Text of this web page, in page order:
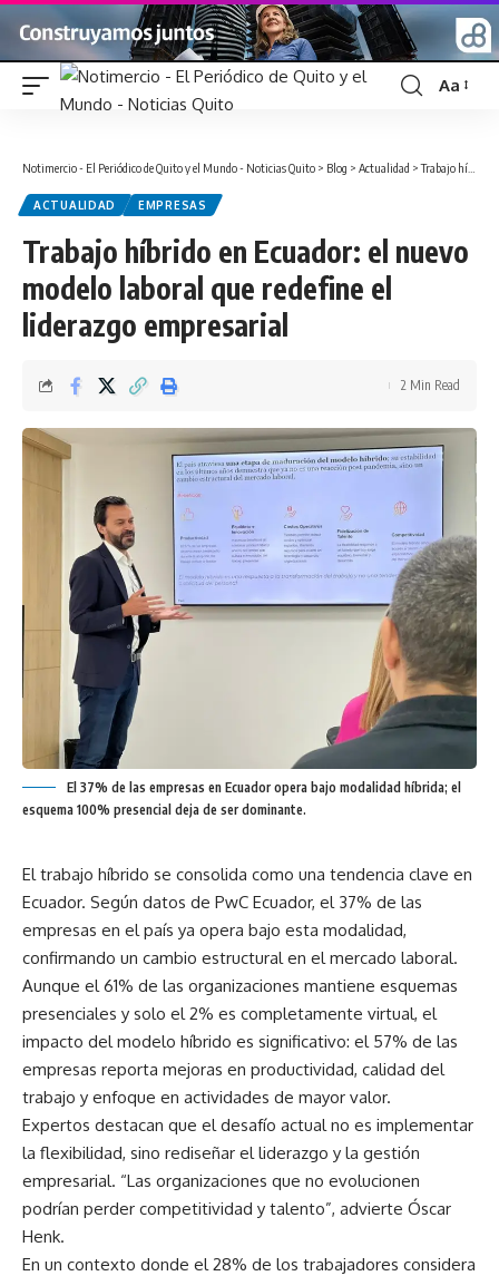
Font
Aa
Notimercio - El Periódico de Quito y el Mundo - Noticias Quito > Blog > Actualidad >Trabajo híbrido en Ecuador: el nuevo modelo laboral que redefine el liderazgo empresarial
ACTUALIDAD EMPRESAS
Trabajo híbrido en Ecuador: el nuevo
modelo laboral que redefine el
liderazgo empresarial
2 Min Read
El 37% de las empresas en Ecuador opera bajo modalidad híbrida; el
esquema 100% presencial deja de ser dominante.
El trabajo híbrido se consolida como una tendencia clave en
Ecuador. Según datos de PwC Ecuador, el 37% de las
empresas en el país ya opera bajo esta modalidad,
confirmando un cambio estructural en el mercado laboral.
Aunque el 61% de las organizaciones mantiene esquemas
presenciales y solo el 2% es completamente virtual, el
impacto del modelo híbrido es significativo: el 57% de las
empresas reporta mejoras en productividad, calidad del
trabajo y enfoque en actividades de mayor valor.
Expertos destacan que el desafío actual no es implementar
la flexibilidad, sino rediseñar el liderazgo y la gestión
empresarial. “Las organizaciones que no evolucionen
podrían perder competitividad y talento”, advierte Óscar
Henk.
En un contexto donde el 28% de los trabajadores considera